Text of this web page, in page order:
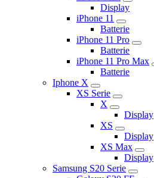
Display
iPhone 11
Batterie
iPhone 11 Pro
Batterie
iPhone 11 Pro Max
Batterie
Iphone X
XS Serie
X
Display
XS
Display
XS Max
Display
Samsung S20 Serie